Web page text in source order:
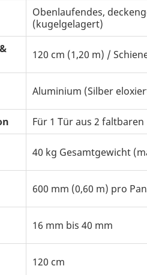
Obenlaufendes,
(kugelgelagert)
120 cm (1,20 m) /
Aluminium (Silber
Für 1 Tür aus 2
40 kg Gesamtgewicht
600 mm (0,60 m) pro
16 mm bis 40 mm
120 cm